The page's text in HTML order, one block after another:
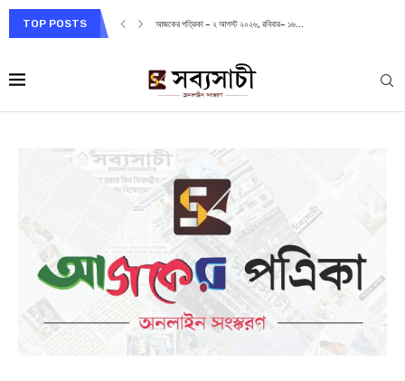
TOP POSTS আজকের পত্রিকা – ২ আগস্ট ২০২৬, রবিবার– ১৬...